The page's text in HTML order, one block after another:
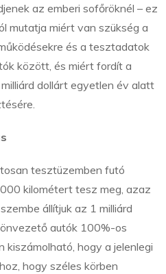
az emberi sofőröknél – ez
mutatja miért van szükség a
és a tesztadatok
között, és miért fordít a
dollárt egyetlen év alatt
tesztüzemben futó
kilométert tesz meg, azaz
állítjuk az 1 milliárd
autók 100%-os
kiszámolható, hogy a jelenlegi
hogy széles körben